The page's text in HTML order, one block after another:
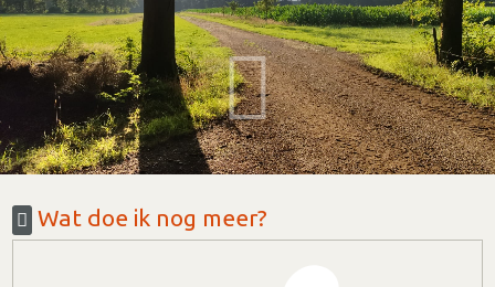
Wat doe ik nog meer?